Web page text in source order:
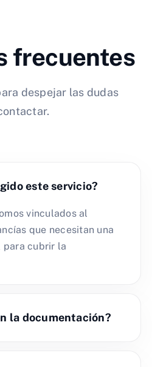
frecuentes
despejar las dudas
este servicio?
vinculados al
que necesitan una
para cubrir la
la documentación?